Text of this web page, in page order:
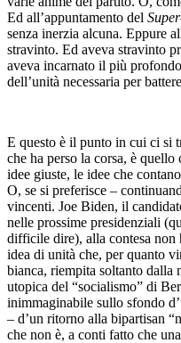
Ed all’appuntamento del
senza inerzia alcuna. Eppure
stravinto. Ed aveva stravinto
aveva incarnato il più
dell’unità necessaria per
E questo è il punto in cui ci si
che ha perso la corsa, è
idee giuste, le idee che
O, se si preferisce –
vincenti. Joe Biden, il
nelle prossime presidenziali
difficile dire), alla contesa non
idea di unità che, per quanto
bianca, riempita soltanto dalla
utopica del “socialismo” di
inimmaginabile sullo sfondo
– d’un ritorno alla bipartisan
che non è, a conti fatto che